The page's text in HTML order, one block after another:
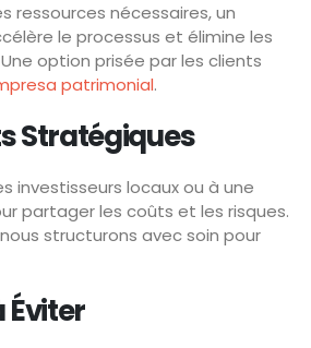
ressources nécessaires, un
le processus et élimine les
option prisée par les clients
patrimonial.
Stratégiques
investisseurs locaux ou à une
partager les coûts et les risques.
structurons avec soin pour
Éviter